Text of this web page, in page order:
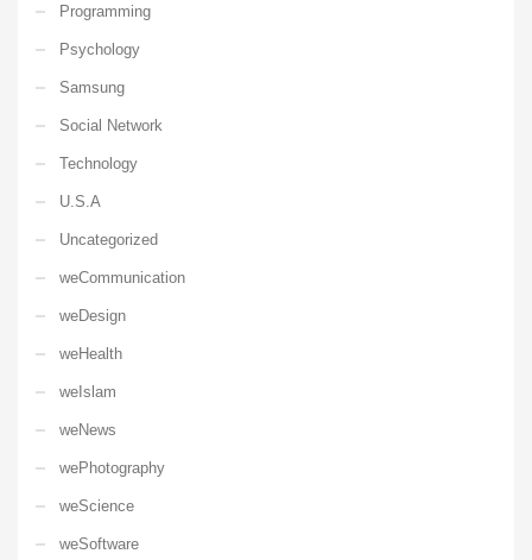
Programming
Psychology
Samsung
Social Network
Technology
U.S.A
Uncategorized
weCommunication
weDesign
weHealth
weIslam
weNews
wePhotography
weScience
weSoftware